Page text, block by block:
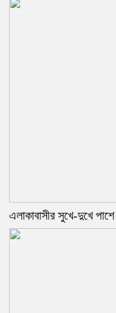
এলাকাবাসীর সুখে-দুখে